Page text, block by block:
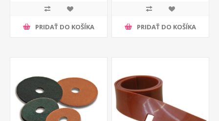
PRIDAŤ DO KOŠÍKA PRIDAŤ DO KOŠÍKA